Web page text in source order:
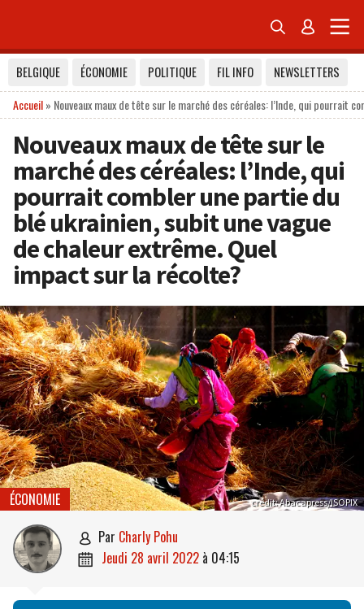
 
BELGIQUE ÉCONOMIE POLITIQUE FIL INFO
NEWSLETTERS
Accueil» Nouveaux maux de tête sur le marché des céréales: l’Inde, qui pourrait
Nouveaux maux de tête sur le
marché des céréales: l’Inde, qui
pourrait combler une partie du
blé ukrainien, subit une vague
de chaleur extrême. Quel
impact sur la récolte?
crédit: Abacapress/ISOPIX
ÉCONOMIE
 par Charly Pohu
 jeudi 28 avril 2022 à 04:15